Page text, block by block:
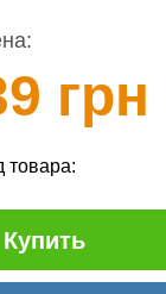
грн
товара:
Купить